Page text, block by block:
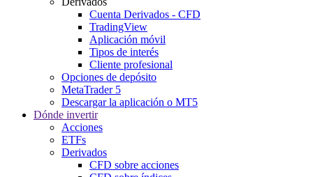
Cuenta Derivados - CFD
TradingView
Aplicación móvil
Tipos de interés
Cliente profesional
Opciones de depósito
MetaTrader 5
Descargar la aplicación o MT5
Dónde invertir
Acciones
ETFs
Derivados
CFD sobre acciones